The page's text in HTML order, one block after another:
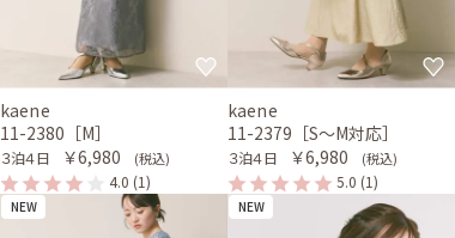
kaene
11-2380［M］
３泊４日 ￥6,980 (税込)
4.0 (1)
kaene
11-2379［S〜M対応］
３泊４日 ￥6,980 (税込)
5.0 (1)
NEW NEW